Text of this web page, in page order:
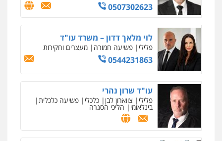
0507302623
לוי מלאך דדון – משרד עו"ד
פלילי פשיעה חמורה מעצרים וחקירות
0544231863
עו"ד שרון נהרי
פלילי צווארון לבן כלכלי פשיעה כלכלית
בינלאומי הליכי הסגרה